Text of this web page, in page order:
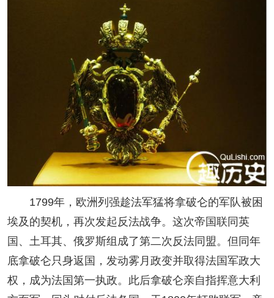
1799年，欧洲列强趁法军猛将拿破仑的军队被困
埃及的契机，再次发起反法战争。这次帝国联同英
国、土耳其、俄罗斯组成了第二次反法同盟。但同年
底拿破仑只身返国，发动雾月政变并取得法国军政大
权，成为法国第一执政。此后拿破仑亲自指挥意大利